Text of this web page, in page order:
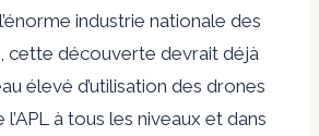
industrie nationale des
cette découverte devrait déjà
élevé d’utilisation des drones
à tous les niveaux et dans